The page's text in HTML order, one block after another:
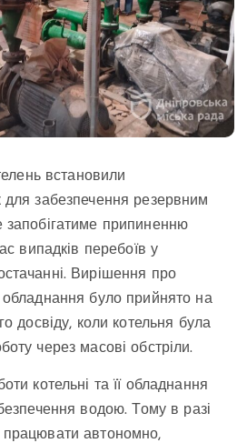
встановили
для забезпечення резервним
припиненню
випадків перебоїв у
Вирішення про
обладнання було прийнято на
досвіду, коли котельня була
через масові обстріли.
котельні та її обладнання
водою. Тому в разі
автономно,